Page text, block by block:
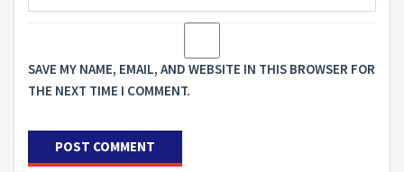
SAVE MY NAME, EMAIL, AND WEBSITE IN THIS BROWSER FOR
THE NEXT TIME I COMMENT.